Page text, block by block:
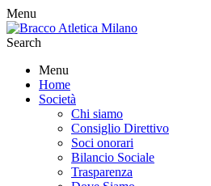
Menu
Search
Menu
Home
Società
Chi siamo
Consiglio Direttivo
Soci onorari
Bilancio Sociale
Trasparenza